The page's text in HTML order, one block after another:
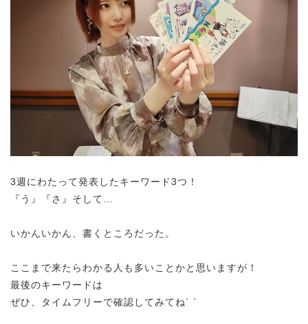
3週にわたって発表したキーワード3つ！
『う』『さ』そして…
いかんいかん、書くところだった。
ここまで来たらわかる人も多いことかと思いますが！
最後のキーワードは
ぜひ、タイムフリーで確認してみてね´ `